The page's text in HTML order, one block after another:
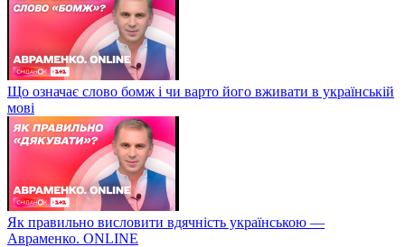
Що означає слово бомж і чи варто його вживати в українській
мові
Як правильно висловити вдячність українською —
Авраменко. ONLINE